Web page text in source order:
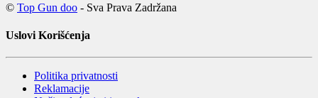
© Top Gun doo - Sva Prava Zadržana
Uslovi Korišćenja
Politika privatnosti
Reklamacije